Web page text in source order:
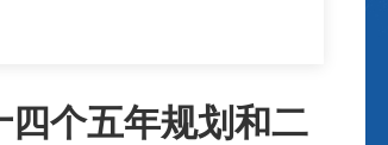
个五年规划和二